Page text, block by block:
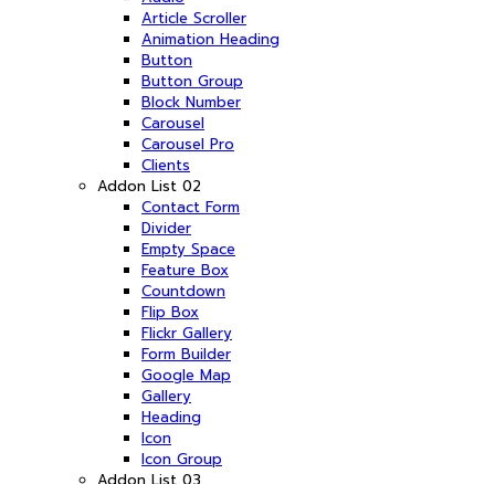
Article Scroller
Animation Heading
Button
Button Group
Block Number
Carousel
Carousel Pro
Clients
Addon List 02
Contact Form
Divider
Empty Space
Feature Box
Countdown
Flip Box
Flickr Gallery
Form Builder
Google Map
Gallery
Heading
Icon
Icon Group